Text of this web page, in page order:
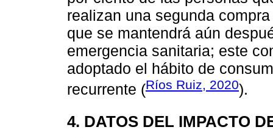
realizan una segunda
que se mantendrá aún
emergencia sanitaria; este
adoptado el hábito de
recurrente (Ríos Ruiz, 2020).
4. DATOS DEL IMPACTO